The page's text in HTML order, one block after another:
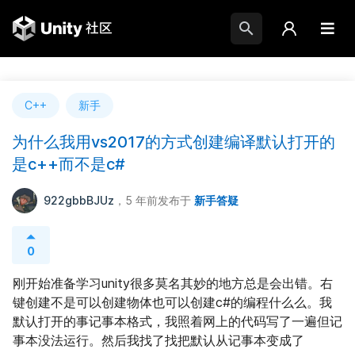
C++ 新手
为什么我用vs2017的方式创建编译默认打开的
是c++而不是c#
922gbbBJUz ，5 年前发布于 新手答疑
0
刚开始准备学习unity很多莫名其妙的地方总是会出错。右
键创建不是可以创建物体也可以创建c#的编程什么么。我
默认打开的事记事本格式，我照着网上的代码写了一遍但记
事本没法运行。然后我找了找把默认从记事本变成了